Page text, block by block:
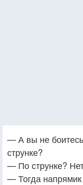
— А вы не
струнке?
— По струнке?
— Тогда